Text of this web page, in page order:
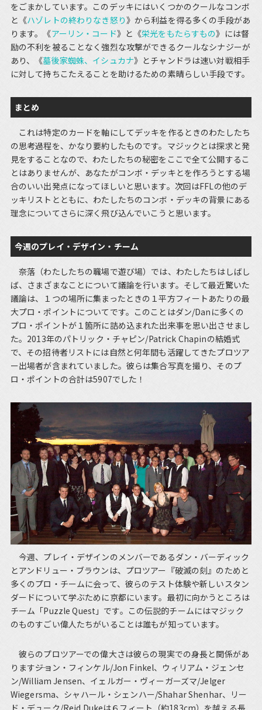
をごまかしています。このデッキにはいくつかのクールなコンボ
と《ハゾレトの終わりなき怒り》から利益を得る多くの手段があ
ります。《アーリン・コード》と《栄光をもたらすもの》には督
励の不利を被ることなく強烈な攻撃ができるクールなシナジーが
あり、《墓後家蜘蛛、イシュカナ》とチャンドラは速い対戦相手
に対して持ちこたえることを助けるための素晴らしい手段です。
まとめ
これは特定のカードを軸にしてデッキを作るときのわたしたち
の思考過程を、かなり要約したものです。マジックとは探求と発
見をすることなので、わたしたちの秘密をここで全て公開するこ
とはありませんが、あなたがコンボ・デッキとを作ろうとする場
合のいい出発点になってほしいと思います。次回はFFLの他のデ
ッキリストとともに、わたしたちのコンボ・デッキの背景にある
理念についてさらに深く飛び込んでいこうと思います。
今週のプレイ・デザイン・チーム
奈落（わたしたちの職場で遊び場）では、わたしたちはしばし
ば、さまざまなことについて議論を行います。そして最近驚いた
議論は、１つの場所に集まったときの１平方フィートあたりの最
大プロ・ポイントについてです。このことはダン/Danに多くの
プロ・ポイントが１箇所に詰め込まれた出来事を思い出させまし
た。2013年のパトリック・チャピン/Patrick Chapinの結婚式
で、その招待者リストには自然と何年間も活躍してきたプロツア
ー出場者が含まれていました。彼らは集合写真を撮り、そのプ
ロ・ポイントの合計は5907でした！
今週、プレイ・デザインのメンバーであるダン・バーディック
とアンドリュー・ブラウンは、プロツアー『破滅の刻』のためと
多くのプロ・チームに会って、彼らのテスト体験や新しいスタン
ダードについて学ぶために京都にいます。最初に向かうところは
チーム「Puzzle Quest」です。この伝説的チームにはマジック
のものすごい偉人たちがいることは誰もが知っています。
彼らのプロツアーでの偉大さは彼らの現実での身長と関係があ
ります――ジョン・フィンケル/Jon Finkel、ウィリアム・ジェンセ
ン/William Jensen、イェルガー・ヴィーガーズマ/Jelger
Wiegersma、シャハール・シェンハー/Shahar Shenhar、リー